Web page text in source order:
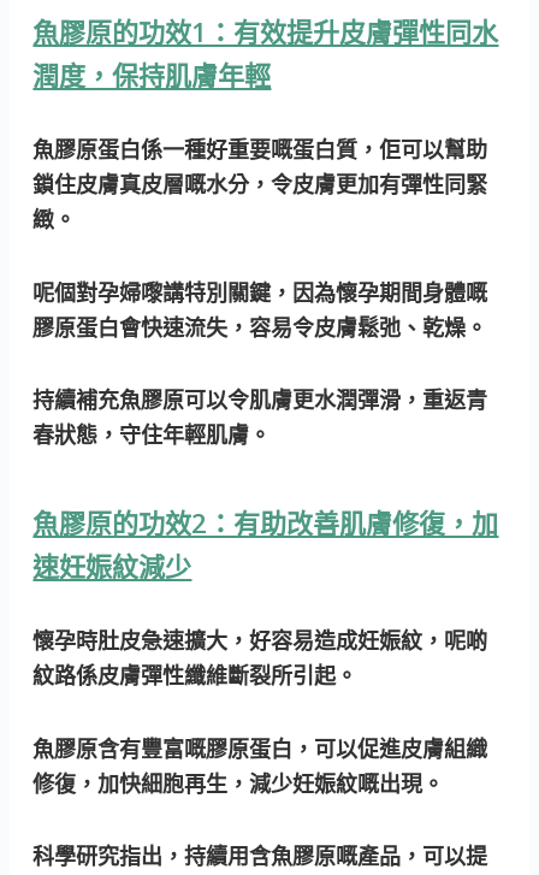
魚膠原的功效1：有效提升皮膚彈性同水
潤度，保持肌膚年輕
魚膠原蛋白係一種好重要嘅蛋白質，佢可以幫助
鎖住皮膚真皮層嘅水分，令皮膚更加有彈性同緊
緻。
呢個對孕婦嚟講特別關鍵，因為懷孕期間身體嘅
膠原蛋白會快速流失，容易令皮膚鬆弛、乾燥。
持續補充魚膠原可以令肌膚更水潤彈滑，重返青
春狀態，守住年輕肌膚。
魚膠原的功效2：有助改善肌膚修復，加
速妊娠紋減少
懷孕時肚皮急速擴大，好容易造成妊娠紋，呢啲
紋路係皮膚彈性纖維斷裂所引起。
魚膠原含有豐富嘅膠原蛋白，可以促進皮膚組織
修復，加快細胞再生，減少妊娠紋嘅出現。
科學研究指出，持續用含魚膠原嘅產品，可以提